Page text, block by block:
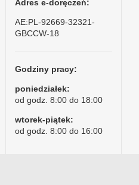
Adres e-doręczeń:
AE:PL-92669-32321-
GBCCW-18
Godziny pracy:
poniedziałek:
od godz. 8:00 do 18:00
wtorek-piątek:
od godz. 8:00 do 16:00